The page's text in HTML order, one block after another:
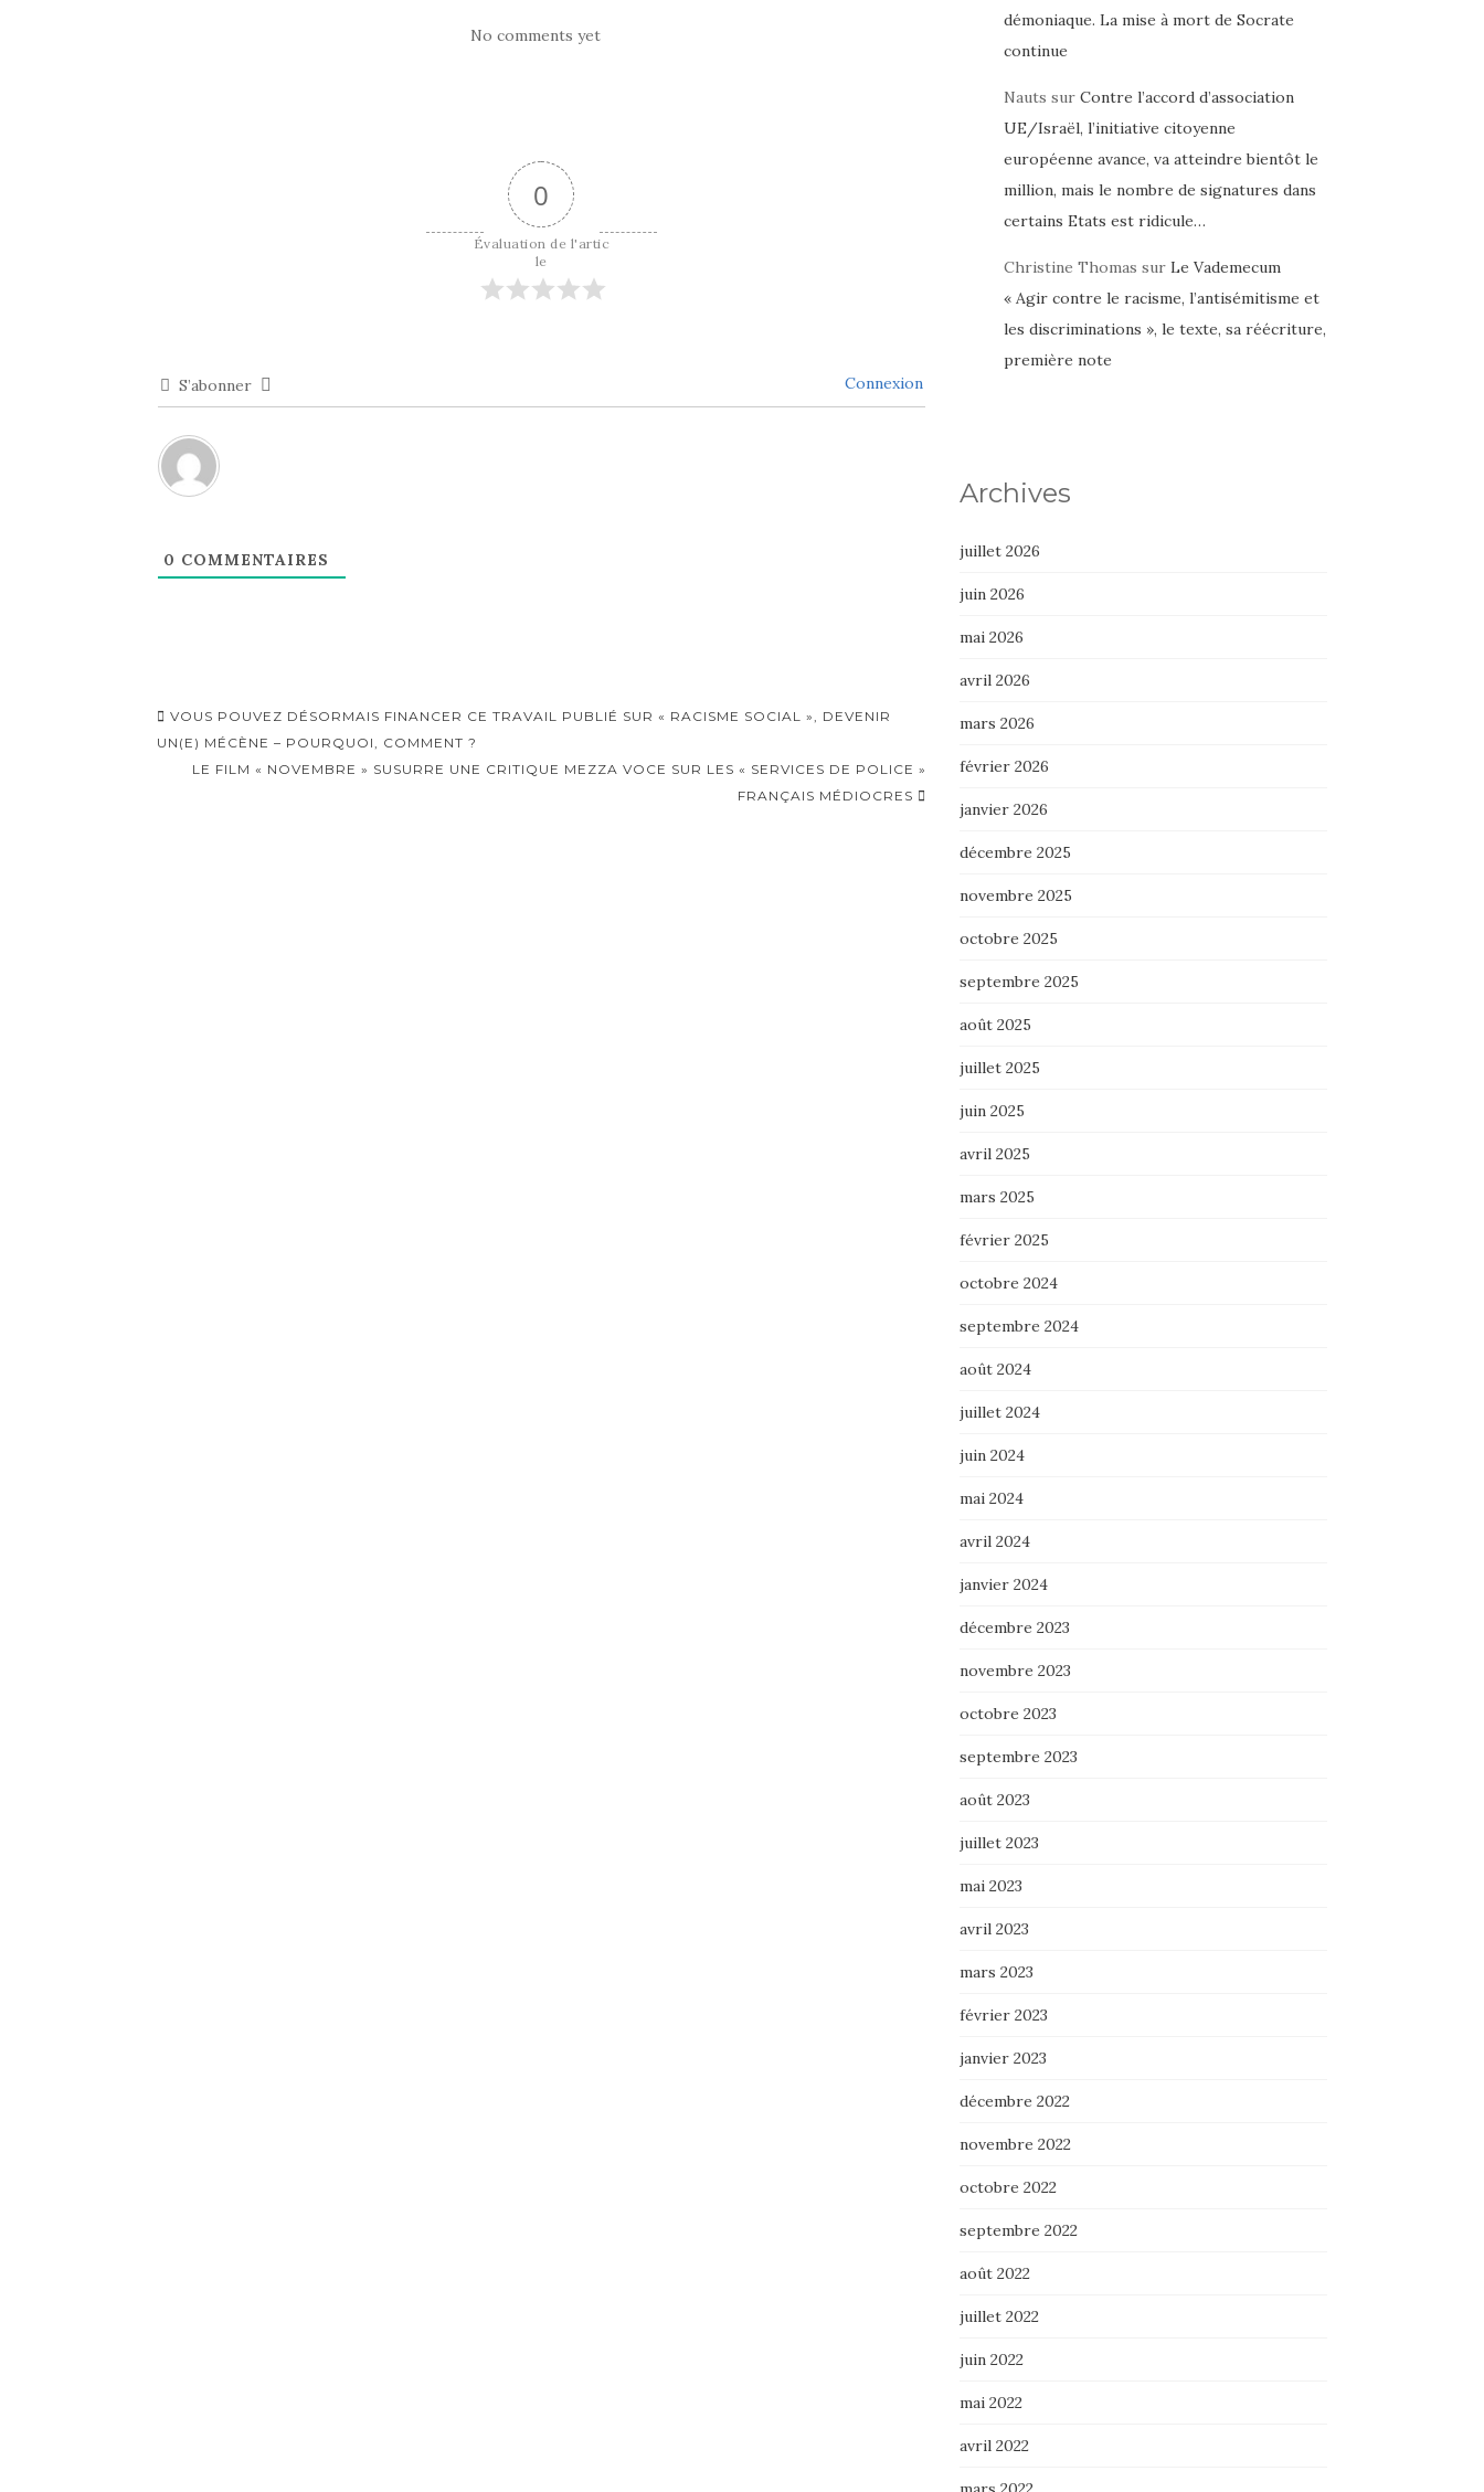
No comments yet
0
Évaluation de l'artic
le
S’abonner Connexion
0 COMMENTAIRES
Navigation
d'article
VOUS POUVEZ DÉSORMAIS FINANCER CE TRAVAIL PUBLIÉ SUR « RACISME SOCIAL », DEVENIR
UN(E) MÉCÈNE – POURQUOI, COMMENT ?
LE FILM « NOVEMBRE » SUSURRE UNE CRITIQUE MEZZA VOCE SUR LES « SERVICES DE POLICE »
FRANÇAIS MÉDIOCRES
démoniaque. La mise à mort de Socrate
continue
Nauts sur Contre l’accord d’association
UE/Israël, l’initiative citoyenne
européenne avance, va atteindre bientôt le
million, mais le nombre de signatures dans
certains Etats est ridicule…
Christine Thomas sur Le Vademecum
« Agir contre le racisme, l’antisémitisme et
les discriminations », le texte, sa réécriture,
première note
Archives
juillet 2026
juin 2026
mai 2026
avril 2026
mars 2026
février 2026
janvier 2026
décembre 2025
novembre 2025
octobre 2025
septembre 2025
août 2025
juillet 2025
juin 2025
avril 2025
mars 2025
février 2025
octobre 2024
septembre 2024
août 2024
juillet 2024
juin 2024
mai 2024
avril 2024
janvier 2024
décembre 2023
novembre 2023
octobre 2023
septembre 2023
août 2023
juillet 2023
mai 2023
avril 2023
mars 2023
février 2023
janvier 2023
décembre 2022
novembre 2022
octobre 2022
septembre 2022
août 2022
juillet 2022
juin 2022
mai 2022
avril 2022